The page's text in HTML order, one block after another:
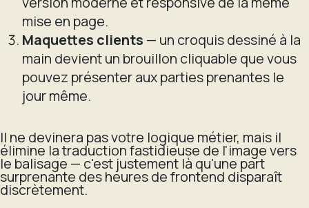
mise en page.
Maquettes clients — un croquis dessiné à la
main devient un brouillon cliquable que vous
pouvez présenter aux parties prenantes le
jour même.
Il ne devinera pas votre logique métier, mais il
élimine la traduction fastidieuse de l'image vers
le balisage — c'est justement là qu'une part
surprenante des heures de frontend disparaît
discrètement.